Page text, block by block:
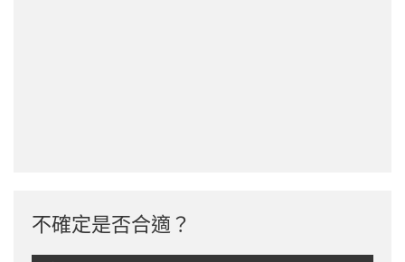
不確定是否合適？